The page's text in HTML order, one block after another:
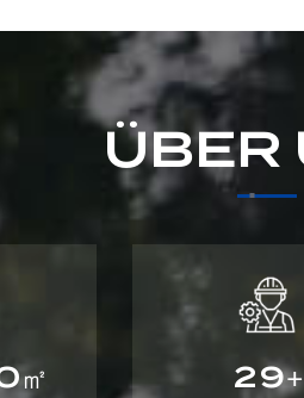
ÜBER
㎡ 29+